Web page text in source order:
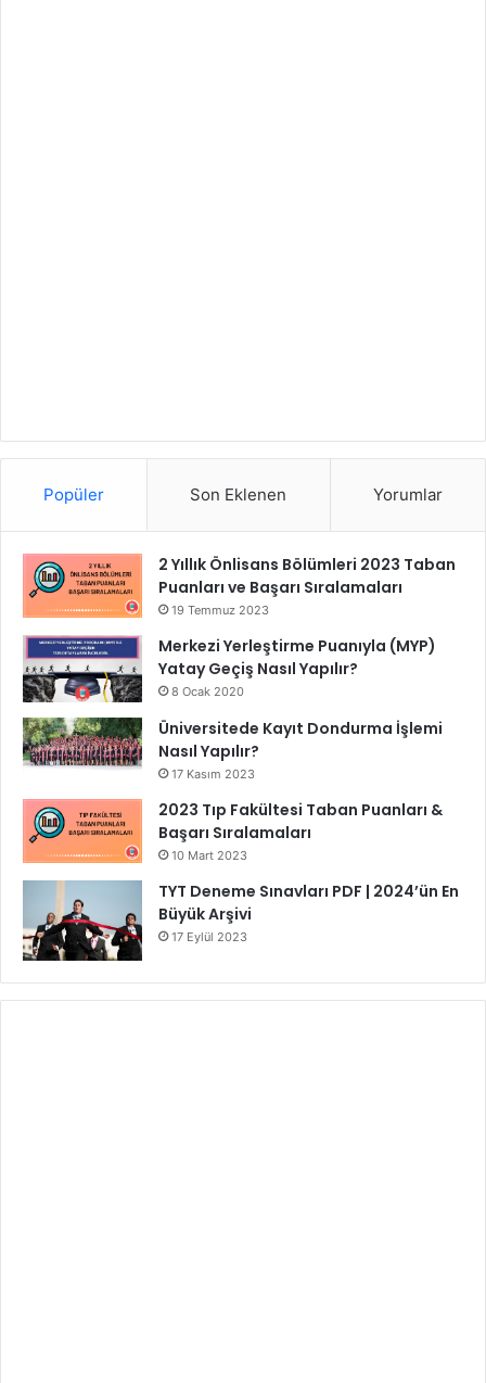
Popüler Son Eklenen Yorumlar
2 Yıllık Önlisans Bölümleri 2023 Taban
Puanları ve Başarı Sıralamaları
19 Temmuz 2023
Merkezi Yerleştirme Puanıyla (MYP)
Yatay Geçiş Nasıl Yapılır?
8 Ocak 2020
Üniversitede Kayıt Dondurma İşlemi
Nasıl Yapılır?
17 Kasım 2023
2023 Tıp Fakültesi Taban Puanları &
Başarı Sıralamaları
10 Mart 2023
TYT Deneme Sınavları PDF | 2024’ün En
Büyük Arşivi
17 Eylül 2023